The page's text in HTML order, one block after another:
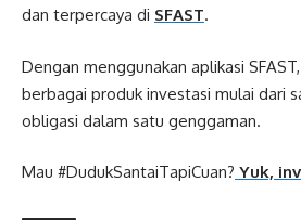
dan terpercaya di SFAST.
Dengan menggunakan aplikasi
berbagai produk investasi mulai dari
obligasi dalam satu genggaman.
Mau #DudukSantaiTapiCuan? Yuk,